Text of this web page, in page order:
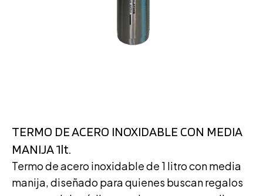
TERMO DE ACERO INOXIDABLE CON MEDIA
MANIJA 1lt.
Termo de acero inoxidable de 1 litro con media
manija, diseñado para quienes buscan regalos